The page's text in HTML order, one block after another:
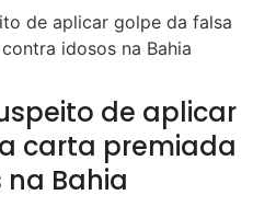
de aplicar
carta premiada
Bahia